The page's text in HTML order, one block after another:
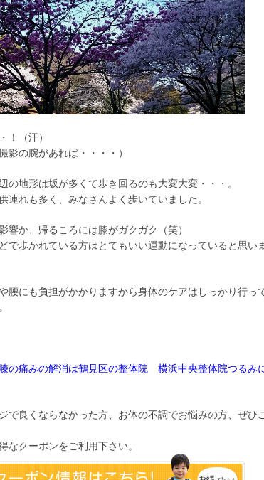
！（汗）
影の腕があれば・・・・）
の地形は坂が多くて歩き回るのも大変大変・・・。
連れも多く、みなさんよく歩いていました。
響か、帰るころには膝がガクガク（笑）
で歩かれている方はとてもいい運動になっていると思い
腰にも負担がかかりますから身体のケアはしっかり行っ
の痛みの解消は鶴見区の整体院 横浜中央整体院つるみ
で良くならなかった方、お体の不調でお悩みの方、ぜひ
なクーポンをご利用下さい。